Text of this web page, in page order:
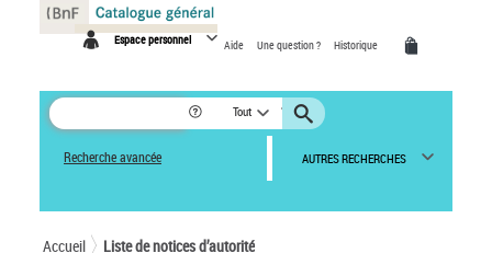
Espace personnel Aide Une question ? Historique
Tout
Recherche avancée AUTRES RECHERCHES
Accueil Liste de notices d’autorité
Panneau de gestion des cookies